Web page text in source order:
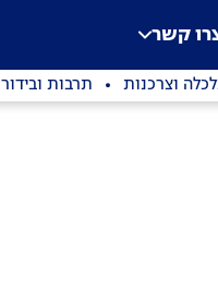
קשר
וצרכנות תרבות ובידור